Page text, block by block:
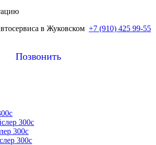
+7 (910) 425 99-55
Позвонить
300с
300с
300с